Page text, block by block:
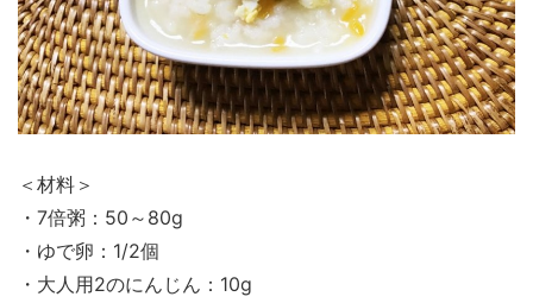
＜材料＞
・7倍粥：50～80g
・ゆで卵：1/2個
・大人用2のにんじん：10g